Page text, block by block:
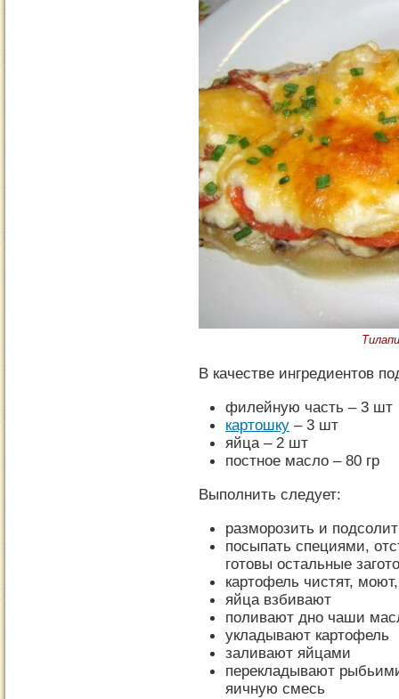
В качестве ингредиентов
филейную часть – 3 шт
картошку – 3 шт
яйца – 2 шт
постное масло – 80 гр
Выполнить следует:
разморозить и
посыпать специями,
готовы остальные
картофель чистят,
яйца взбивают
поливают дно чаши
укладывают картофель
заливают яйцами
перекладывают
яичную смесь